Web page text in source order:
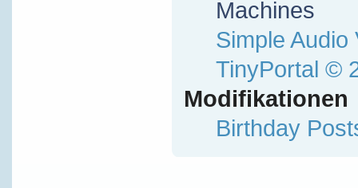
Machines
Simple Audio
TinyPortal ©
Modifikationen
Birthday